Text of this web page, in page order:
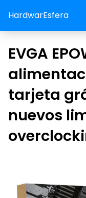
HardwarEsfera
EVGA
tarjeta
nuevos